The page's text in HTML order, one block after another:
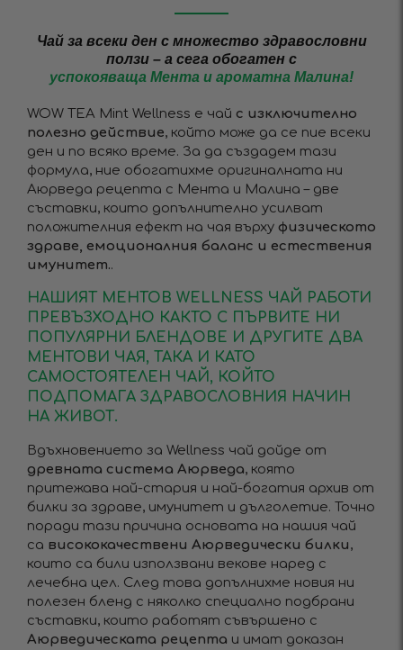
Чай за всеки ден с множество здравословни
ползи – а сега обогатен с
успокояваща Мента и ароматна Малина!
WOW TEA Mint Wellness е чай с изключително
полезно действие, който може да се пие всеки
ден и по всяко време. За да създадем тази
формула, ние обогатихме оригиналната ни
Аюрведа рецепта с Мента и Малина – две
съставки, които допълнително усилват
положителния ефект на чая върху физическото
здраве, емоционалния баланс и естествения
имунитет..
НАШИЯТ МЕНТОВ WELLNESS ЧАЙ РАБОТИ
ПРЕВЪЗХОДНО КАКТО С ПЪРВИТЕ НИ
ПОПУЛЯРНИ БЛЕНДОВЕ И ДРУГИТЕ ДВА
МЕНТОВИ ЧАЯ, ТАКА И КАТО
САМОСТОЯТЕЛЕН ЧАЙ, КОЙТО
ПОДПОМАГА ЗДРАВОСЛОВНИЯ НАЧИН
НА ЖИВОТ.
Вдъхновението за Wellness чай дойде от
древната система Аюрведа, която
притежава най-стария и най-богатия архив от
билки за здраве, имунитет и дълголетие. Точно
поради тази причина основата на нашия чай
са висококачествени Аюрведически билки,
които са били използвани векове наред с
лечебна цел. След това допълнихме новия ни
полезен бленд с няколко специално подбрани
съставки, които работят съвършено с
Аюрведическата рецепта и имат доказан